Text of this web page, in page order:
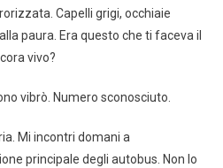
Capelli grigi, occhiaie
paura. Era questo che ti faceva il
vivo?
vibrò. Numero sconosciuto.
Mi incontri domani a
principale degli autobus. Non lo